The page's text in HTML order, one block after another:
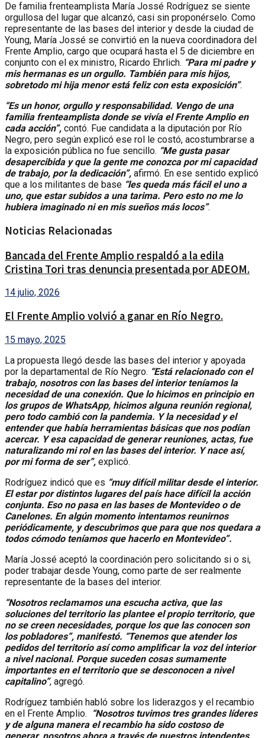
De familia frenteamplista María Jossé Rodríguez se siente
orgullosa del lugar que alcanzó, casi sin proponérselo. Como
representante de las bases del interior y desde la ciudad de
Young, María Jossé se convirtió en la nueva coordinadora del
Frente Amplio, cargo que ocupará hasta el 5 de diciembre en
conjunto con el ex ministro, Ricardo Ehrlich. “Para mi padre y
mis hermanas es un orgullo. También para mis hijos,
sobretodo mi hija menor está feliz con esta exposición”.
“Es un honor, orgullo y responsabilidad. Vengo de una
familia frenteamplista donde se vivía el Frente Amplio en
cada acción”, contó. Fue candidata a la diputación por Río
Negro, pero según explicó ese rol le costó, acostumbrarse a
la exposición pública no fue sencillo. “Me gusta pasar
desapercibida y que la gente me conozca por mi capacidad
de trabajo, por la dedicación”, afirmó. En ese sentido explicó
que a los militantes de base “les queda más fácil el uno a
uno, que estar subidos a una tarima. Pero esto no me lo
hubiera imaginado ni en mis sueños más locos”.
Noticias Relacionadas
Bancada del Frente Amplio respaldó a la edila
Cristina Tori tras denuncia presentada por ADEOM.
14 julio, 2026
El Frente Amplio volvió a ganar en Río Negro.
15 mayo, 2025
La propuesta llegó desde las bases del interior y apoyada
por la departamental de Río Negro. “Está relacionado con el
trabajo, nosotros con las bases del interior teníamos la
necesidad de una conexión. Que lo hicimos en principio en
los grupos de WhatsApp, hicimos alguna reunión regional,
pero todo cambió con la pandemia. Y la necesidad y el
entender que había herramientas básicas que nos podían
acercar. Y esa capacidad de generar reuniones, actas, fue
naturalizando mi rol en las bases del interior. Y nace así,
por mi forma de ser”, explicó.
Rodríguez indicó que es “muy difícil militar desde el interior.
El estar por distintos lugares del país hace difícil la acción
conjunta. Eso no pasa en las bases de Montevideo o de
Canelones. En algún momento intentamos reunirnos
periódicamente, y descubrimos que para que nos quedara a
todos cómodo teníamos que hacerlo en Montevideo”.
María Jossé aceptó la coordinación pero solicitando si o si,
poder trabajar desde Young, como parte de ser realmente
representante de la bases del interior.
“Nosotros reclamamos una escucha activa, que las
soluciones del territorio las plantee el propio territorio, que
no se creen necesidades, porque los que las conocen son
los pobladores”, manifestó. “Tenemos que atender los
pedidos del territorio así como amplificar la voz del interior
a nivel nacional. Porque suceden cosas sumamente
importantes en el territorio que se desconocen a nivel
capitalino”, agregó.
Rodríguez también habló sobre los liderazgos y el recambio
en el Frente Amplio.
“Nosotros tuvimos tres grandes líderes
y de alguna manera el recambio ha sido costoso de